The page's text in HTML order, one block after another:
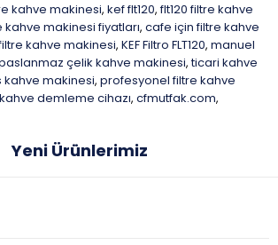
kahve makinesi, kef flt120, flt120 filtre kahve
kahve makinesi fiyatları, cafe için filtre kahve
kahve makinesi, KEF Filtro FLT120, manuel
çelik kahve makinesi, ticari kahve
kahve makinesi, profesyonel filtre kahve
kahve demleme cihazı, cfmutfak.com,
Yeni Ürünlerimiz